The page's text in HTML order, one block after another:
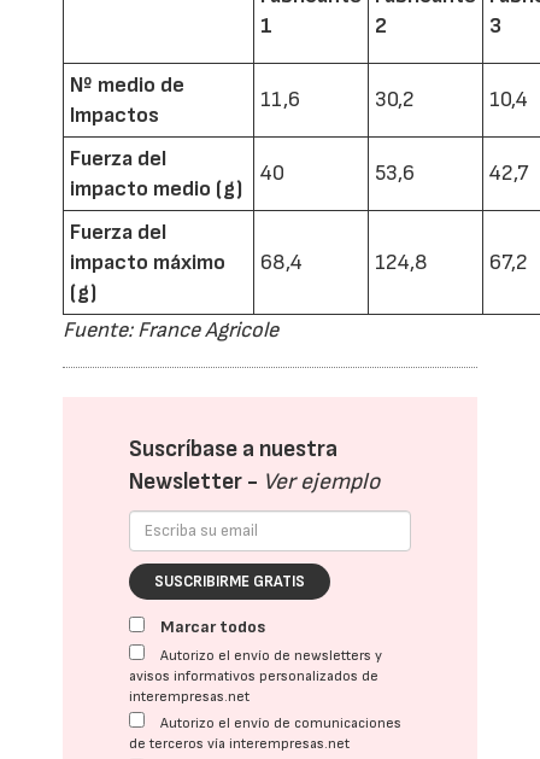
1
2
3
Nº medio de
Impactos
11,6 30,2 10,4
Fuerza del
impacto medio (g)
40 53,6 42,7
Fuerza del
impacto máximo
(g)
68,4 124,8 67,2
Fuente: France Agricole
Suscríbase a nuestra
Newsletter - Ver ejemplo
SUSCRIBIRME GRATIS
Marcar todos
Autorizo el envío de newsletters y
avisos informativos personalizados de
interempresas.net
Autorizo el envío de comunicaciones
de terceros vía interempresas.net